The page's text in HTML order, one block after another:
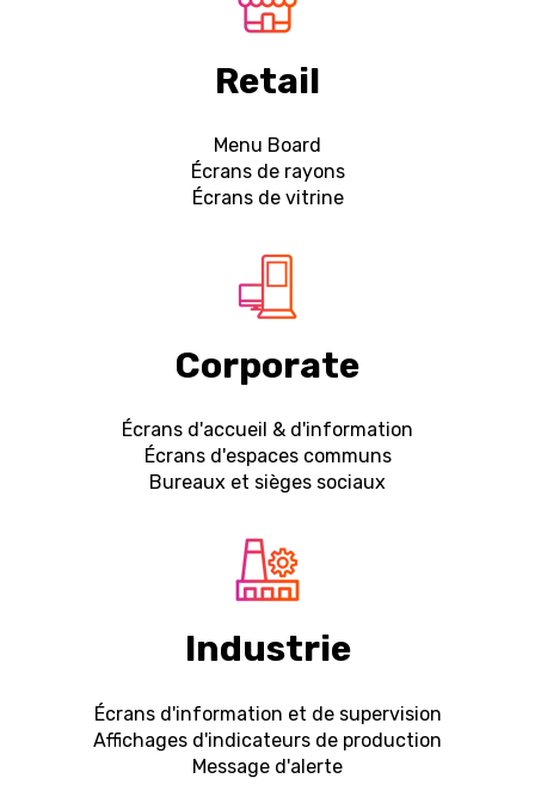
Retail
Menu Board
Écrans de rayons
Écrans de vitrine
Corporate
Écrans d'accueil & d'information
Écrans d'espaces communs
Bureaux et sièges sociaux
Industrie
Écrans d'information et de supervision
Affichages d'indicateurs de production
Message d'alerte